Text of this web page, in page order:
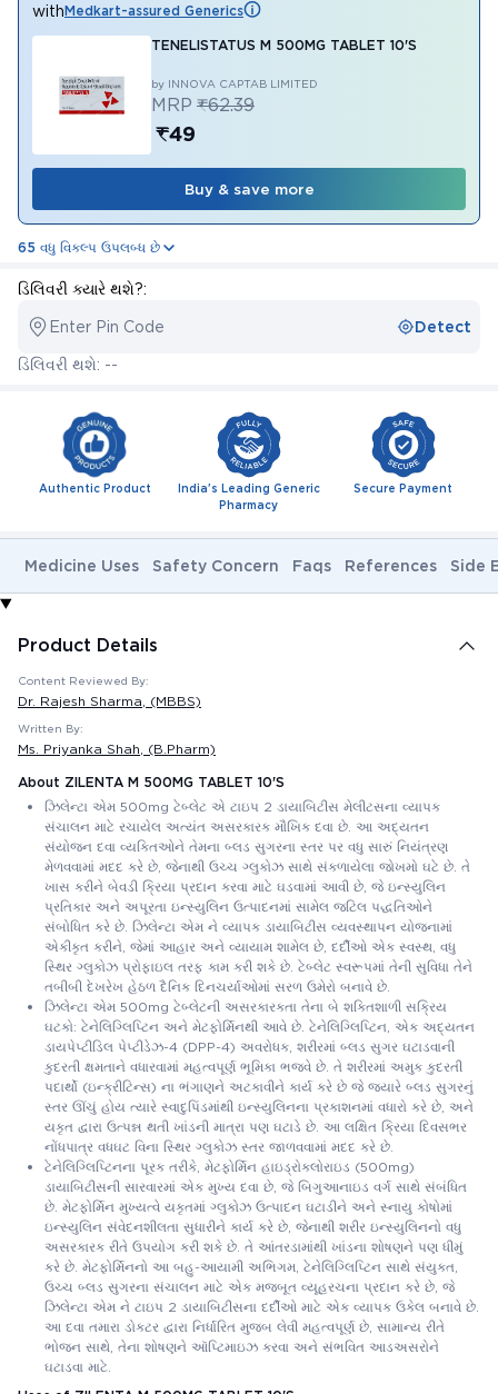
withMedkart-assured Generics
TENELISTATUS M 500MG TABLET 10'S
by INNOVA CAPTAB LIMITED
MRP ₹62.39
₹49
Buy & save more
65 વધુ વિકલ્પ ઉપલબ્ધ છે
ડિલિવરી ક્યારે થશે?:
Enter Pin Code Detect
ડિલિવરી થશે: --
Authentic Product
India's Leading Generic
Pharmacy
Secure Payment
Medicine Uses Safety Concern Faqs References Side
Product Details
Content Reviewed By:
Dr. Rajesh Sharma , (MBBS)
Written By:
Ms. Priyanka Shah , (B.Pharm)
About ZILENTA M 500MG TABLET 10'S
ઝિલેન્ટા એમ 500mg ટેબ્લેટ એ ટાઇપ 2 ડાયાબિટીસ મેલીટસના વ્યાપક
સંચાલન માટે રચાયેલ અત્યંત અસરકારક મૌખિક દવા છે. આ અદ્યતન
સંયોજન દવા વ્યક્તિઓને તેમના બ્લડ સુગરના સ્તર પર વધુ સારું નિયંત્રણ
મેળવવામાં મદદ કરે છે, જેનાથી ઉચ્ચ ગ્લુકોઝ સાથે સંકળાયેલા જોખમો ઘટે છે. તે
ખાસ કરીને બેવડી ક્રિયા પ્રદાન કરવા માટે ઘડવામાં આવી છે, જે ઇન્સ્યુલિન
પ્રતિકાર અને અપૂરતા ઇન્સ્યુલિન ઉત્પાદનમાં સામેલ જટિલ પદ્ધતિઓને
સંબોધિત કરે છે. ઝિલેન્ટા એમ ને વ્યાપક ડાયાબિટીસ વ્યવસ્થાપન યોજનામાં
એકીકૃત કરીને, જેમાં આહાર અને વ્યાયામ શામેલ છે, દર્દીઓ એક સ્વસ્થ, વધુ
સ્થિર ગ્લુકોઝ પ્રોફાઇલ તરફ કામ કરી શકે છે. ટેબ્લેટ સ્વરૂપમાં તેની સુવિધા તેને
તબીબી દેખરેખ હેઠળ દૈનિક દિનચર્યાઓમાં સરળ ઉમેરો બનાવે છે.
ઝિલેન્ટા એમ 500mg ટેબ્લેટની અસરકારકતા તેના બે શક્તિશાળી સક્રિય
ઘટકો: ટેનેલિગ્લિપ્ટિન અને મેટફોર્મિનથી આવે છે. ટેનેલિગ્લિપ્ટિન, એક અદ્યતન
ડાયપેપ્ટીડિલ પેપ્ટીડેઝ-4 (DPP-4) અવરોધક, શરીરમાં બ્લડ સુગર ઘટાડવાની
કુદરતી ક્ષમતાને વધારવામાં મહત્વપૂર્ણ ભૂમિકા ભજવે છે. તે શરીરમાં અમુક કુદરતી
પદાર્થો (ઇન્ક્રીટિન્સ) ના ભંગાણને અટકાવીને કાર્ય કરે છે જે જ્યારે બ્લડ સુગરનું
સ્તર ઊંચું હોય ત્યારે સ્વાદુપિંડમાંથી ઇન્સ્યુલિનના પ્રકાશનમાં વધારો કરે છે, અને
યકૃત દ્વારા ઉત્પન્ન થતી ખાંડની માત્રા પણ ઘટાડે છે. આ લક્ષિત ક્રિયા દિવસભર
નોંધપાત્ર વધઘટ વિના સ્થિર ગ્લુકોઝ સ્તર જાળવવામાં મદદ કરે છે.
ટેનેલિગ્લિપ્ટિનના પૂરક તરીકે, મેટફોર્મિન હાઇડ્રોક્લોરાઇડ (500mg)
ડાયાબિટીસની સારવારમાં એક મુખ્ય દવા છે, જે બિગુઆનાઇડ વર્ગ સાથે સંબંધિત
છે. મેટફોર્મિન મુખ્યત્વે યકૃતમાં ગ્લુકોઝ ઉત્પાદન ઘટાડીને અને સ્નાયુ કોષોમાં
ઇન્સ્યુલિન સંવેદનશીલતા સુધારીને કાર્ય કરે છે, જેનાથી શરીર ઇન્સ્યુલિનનો વધુ
અસરકારક રીતે ઉપયોગ કરી શકે છે. તે આંતરડામાંથી ખાંડના શોષણને પણ ધીમું
કરે છે. મેટફોર્મિનનો આ બહુ-આયામી અભિગમ, ટેનેલિગ્લિપ્ટિન સાથે સંયુક્ત,
ઉચ્ચ બ્લડ સુગરના સંચાલન માટે એક મજબૂત વ્યૂહરચના પ્રદાન કરે છે, જે
ઝિલેન્ટા એમ ને ટાઇપ 2 ડાયાબિટીસના દર્દીઓ માટે એક વ્યાપક ઉકેલ બનાવે છે.
આ દવા તમારા ડોક્ટર દ્વારા નિર્ધારિત મુજબ લેવી મહત્વપૂર્ણ છે, સામાન્ય રીતે
ભોજન સાથે, તેના શોષણને ઑપ્ટિમાઇઝ કરવા અને સંભવિત આડઅસરોને
ઘટાડવા માટે.